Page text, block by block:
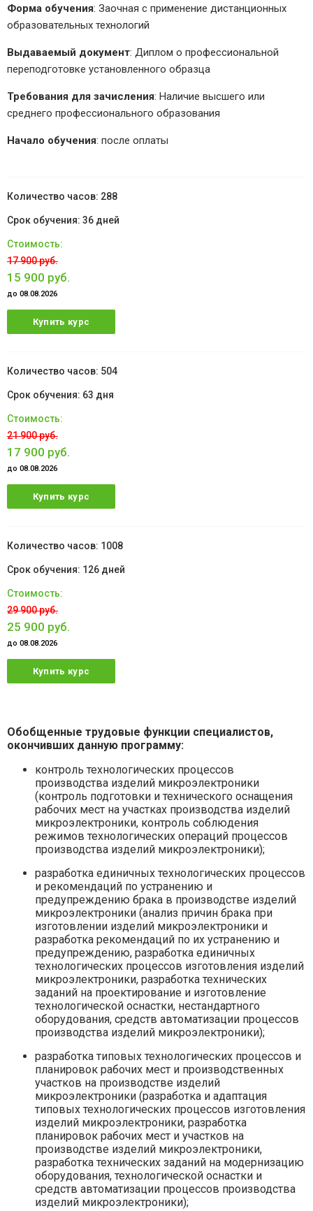
Форма обучения: Заочная с применение дистанционных
образовательных технологий
Выдаваемый документ: Диплом о профессиональной
переподготовке установленного образца
Требования для зачисления: Наличие высшего или
среднего профессионального образования
Начало обучения: после оплаты
288
36 дней
17 900 руб.
15 900 руб.
до 08.08.2026
Купить курс
504
63 дня
21 900 руб.
17 900 руб.
до 08.08.2026
Купить курс
1008
126 дней
29 900 руб.
25 900 руб.
до 08.08.2026
Купить курс
Обобщенные трудовые функции специалистов,
окончивших данную программу:
контроль технологических процессов
производства изделий микроэлектроники
(контроль подготовки и технического оснащения
рабочих мест на участках производства изделий
микроэлектроники, контроль соблюдения
режимов технологических операций процессов
производства изделий микроэлектроники);
разработка единичных технологических процессов
и рекомендаций по устранению и
предупреждению брака в производстве изделий
микроэлектроники (анализ причин брака при
изготовлении изделий микроэлектроники и
разработка рекомендаций по их устранению и
предупреждению, разработка единичных
технологических процессов изготовления изделий
микроэлектроники, разработка технических
заданий на проектирование и изготовление
технологической оснастки, нестандартного
оборудования, средств автоматизации процессов
производства изделий микроэлектроники);
разработка типовых технологических процессов и
планировок рабочих мест и производственных
участков на производстве изделий
микроэлектроники (разработка и адаптация
типовых технологических процессов изготовления
изделий микроэлектроники, разработка
планировок рабочих мест и участков на
производстве изделий микроэлектроники,
разработка технических заданий на модернизацию
оборудования, технологической оснастки и
средств автоматизации процессов производства
изделий микроэлектроники);